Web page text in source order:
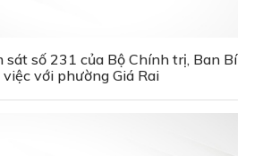
số 231 của Bộ Chính trị, Ban Bí
với phường Giá Rai